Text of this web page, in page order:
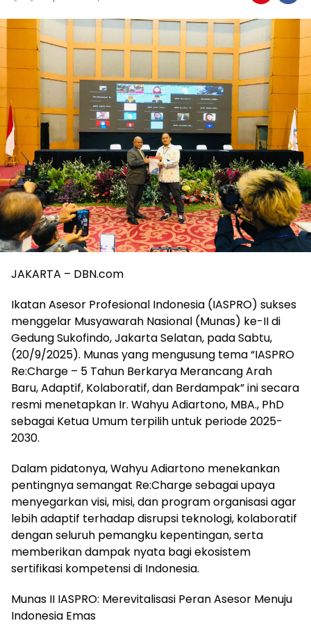
JAKARTA – DBN.com
Ikatan Asesor Profesional Indonesia (IASPRO) sukses
menggelar Musyawarah Nasional (Munas) ke-II di
Gedung Sukofindo, Jakarta Selatan, pada Sabtu,
(20/9/2025). Munas yang mengusung tema “IASPRO
Re:Charge – 5 Tahun Berkarya Merancang Arah
Baru, Adaptif, Kolaboratif, dan Berdampak” ini secara
resmi menetapkan Ir. Wahyu Adiartono, MBA., PhD
sebagai Ketua Umum terpilih untuk periode 2025-
2030.
Dalam pidatonya, Wahyu Adiartono menekankan
pentingnya semangat Re:Charge sebagai upaya
menyegarkan visi, misi, dan program organisasi agar
lebih adaptif terhadap disrupsi teknologi, kolaboratif
dengan seluruh pemangku kepentingan, serta
memberikan dampak nyata bagi ekosistem
sertifikasi kompetensi di Indonesia.
Munas II IASPRO: Merevitalisasi Peran Asesor Menuju
Indonesia Emas